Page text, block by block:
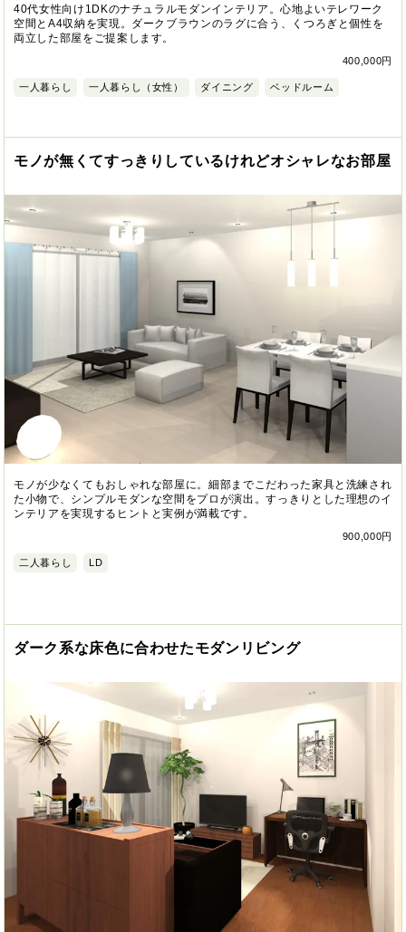
40代女性向け1DKのナチュラルモダンインテリア。心地よいテレワーク
空間とA4収納を実現。ダークブラウンのラグに合う、くつろぎと個性を
両立した部屋をご提案します。
400,000円
一人暮らし 一人暮らし（女性） ダイニング ベッドルーム
モノが無くてすっきりしているけれどオシャレなお部屋
モノが少なくてもおしゃれな部屋に。細部までこだわった家具と洗練され
た小物で、シンプルモダンな空間をプロが演出。すっきりとした理想のイ
ンテリアを実現するヒントと実例が満載です。
900,000円
二人暮らし LD
ダーク系な床色に合わせたモダンリビング